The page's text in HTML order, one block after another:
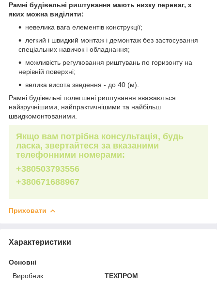
Рамні будівельні риштування мають низку переваг, з
яких можна виділити:
невелика вага елементів конструкції;
легкий і швидкий монтаж і демонтаж без застосування
спеціальних навичок і обладнання;
можливість регулювання риштувань по горизонту на
нерівній поверхні;
велика висота зведення - до 40 (м).
Рамні будівельні полегшені риштування вважаються
найзручнішими, найпрактичнішими та найбільш
швидкомонтованими.
Якщо вам потрібна консультація, будь
ласка, звертайтеся за вказаними
телефонними номерами:
+380503793556
+380671688967
Приховати
Характеристики
Основні
Виробник
ТЕХПРОМ